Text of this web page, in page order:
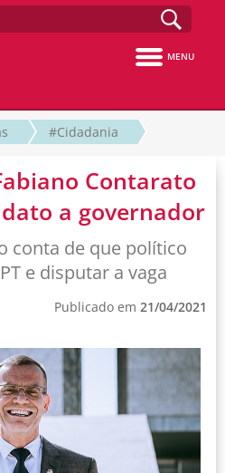
MENU
#Cidadania
Contarato
a governador
conta de que político
e disputar a vaga
Publicado em 21/04/2021